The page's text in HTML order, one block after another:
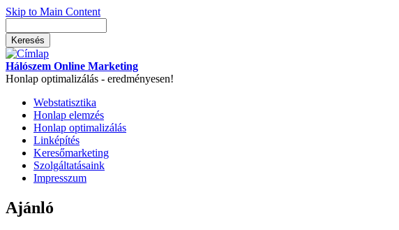
Skip to Main Content
Hálószem Online Marketing
Honlap optimalizálás - eredményesen!
Webstatisztika
Honlap elemzés
Honlap optimalizálás
Linképítés
Keresőmarketing
Szolgáltatásaink
Impresszum
Ajánló